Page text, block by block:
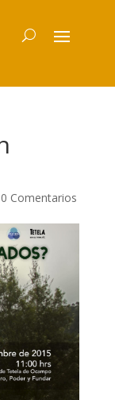
0 Comentarios